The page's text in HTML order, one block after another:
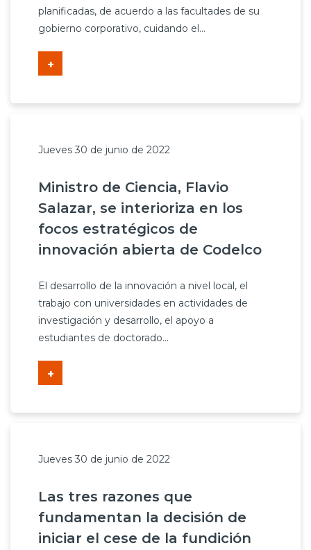
planificadas, de acuerdo a las facultades de su
gobierno corporativo, cuidando el...
+
Jueves 30 de junio de 2022
Ministro de Ciencia, Flavio
Salazar, se interioriza en los
focos estratégicos de
innovación abierta de Codelco
El desarrollo de la innovación a nivel local, el
trabajo con universidades en actividades de
investigación y desarrollo, el apoyo a
estudiantes de doctorado...
+
Jueves 30 de junio de 2022
Las tres razones que
fundamentan la decisión de
iniciar el cese de la fundición